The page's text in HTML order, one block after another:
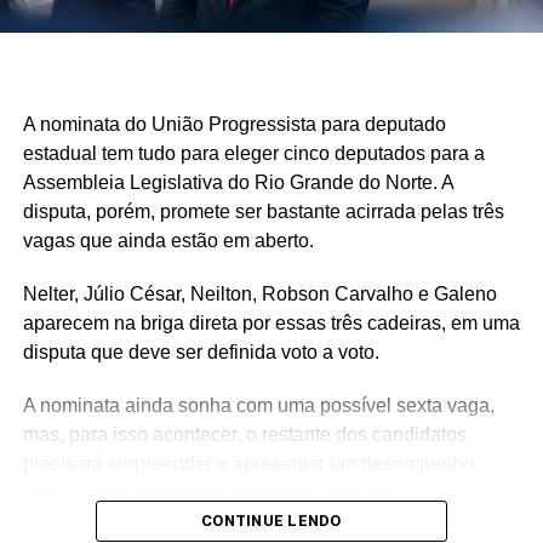
A nominata do União Progressista para deputado
estadual tem tudo para eleger cinco deputados para a
Assembleia Legislativa do Rio Grande do Norte. A
disputa, porém, promete ser bastante acirrada pelas três
vagas que ainda estão em aberto.
Nelter, Júlio César, Neilton, Robson Carvalho e Galeno
aparecem na briga direta por essas três cadeiras, em uma
disputa que deve ser definida voto a voto.
A nominata ainda sonha com uma possível sexta vaga,
mas, para isso acontecer, o restante dos candidatos
CONTINUE LENDO